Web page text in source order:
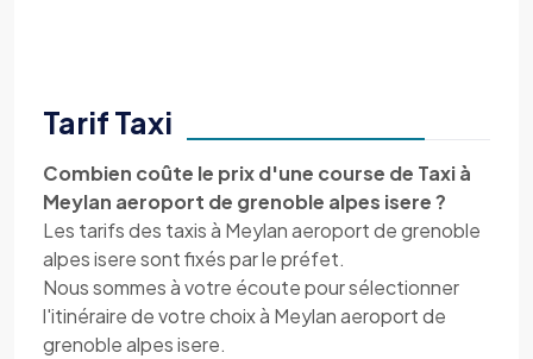
Tarif Taxi
Combien coûte le prix d'une course de Taxi à
Meylan aeroport de grenoble alpes isere ?
Les tarifs des taxis à Meylan aeroport de grenoble
alpes isere sont fixés par le préfet.
Nous sommes à votre écoute pour sélectionner
l'itinéraire de votre choix à Meylan aeroport de
grenoble alpes isere.